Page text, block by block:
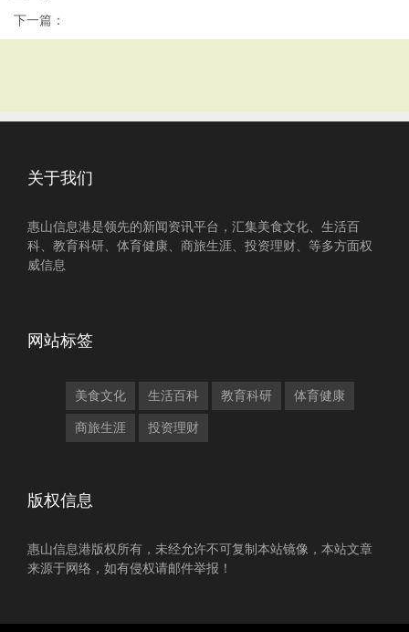
下一篇：
关于我们
惠山信息港是领先的新闻资讯平台，汇集美食文化、生活百
科、教育科研、体育健康、商旅生涯、投资理财、等多方面权
威信息
网站标签
美食文化 生活百科 教育科研 体育健康
商旅生涯 投资理财
版权信息
惠山信息港版权所有，未经允许不可复制本站镜像，本站文章
来源于网络，如有侵权请邮件举报！